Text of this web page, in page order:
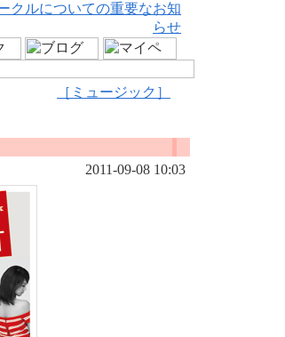
クルについての重要なお知
らせ
［ミュージック］
2011-09-08 10:03